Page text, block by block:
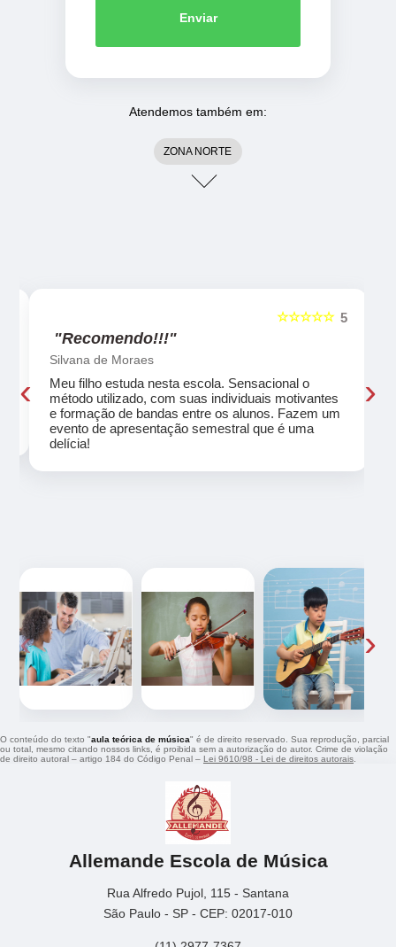
Enviar
Atendemos também em:
ZONA NORTE
5
☆☆☆☆☆
"Recomendo!!!"
Silvana de Moraes
Meu filho estuda nesta escola. Sensacional o
método utilizado, com suas individuais motivantes
e formação de bandas entre os alunos. Fazem um
evento de apresentação semestral que é uma
delícia!
‹ ›
‹ ›
O conteúdo do texto "aula teórica de música" é de direito reservado. Sua reprodução, parcial
ou total, mesmo citando nossos links, é proibida sem a autorização do autor. Crime de violação
de direito autoral – artigo 184 do Código Penal – Lei 9610/98 - Lei de direitos autorais
Allemande Escola de Música
Rua Alfredo Pujol, 115 - Santana
São Paulo - SP - CEP: 02017-010